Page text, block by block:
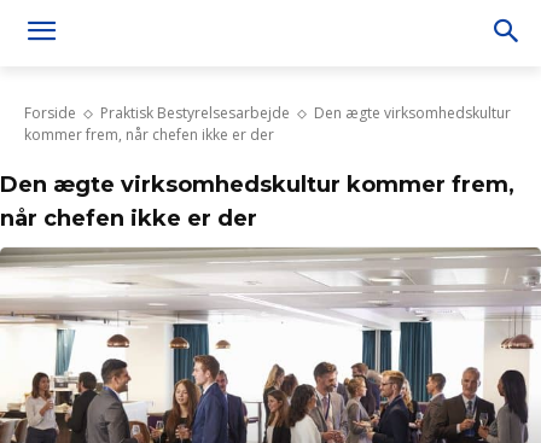
Forside Praktisk Bestyrelsesarbejde
Den ægte virksomhedskultur
kommer frem, når chefen ikke er der
Den ægte virksomhedskultur kommer frem,
når chefen ikke er der